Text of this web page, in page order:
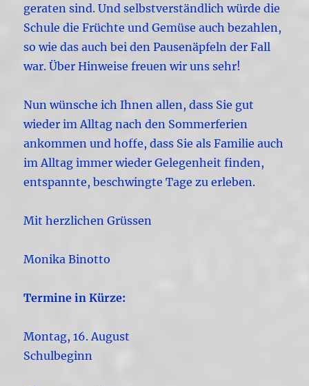
geraten sind. Und selbstverständlich würde die
Schule die Früchte und Gemüse auch bezahlen,
so wie das auch bei den Pausenäpfeln der Fall
war. Über Hinweise freuen wir uns sehr!
Nun wünsche ich Ihnen allen, dass Sie gut
wieder im Alltag nach den Sommerferien
ankommen und hoffe, dass Sie als Familie auch
im Alltag immer wieder Gelegenheit finden,
entspannte, beschwingte Tage zu erleben.
Mit herzlichen Grüssen
Monika Binotto
Termine in Kürze:
Montag, 16. August
Schulbeginn